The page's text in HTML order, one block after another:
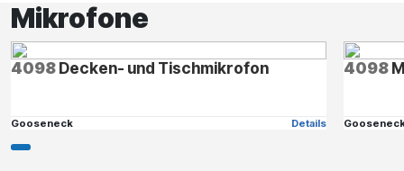
Mikrofone
4098Decken- und Tischmikrofon
Gooseneck Details
4098